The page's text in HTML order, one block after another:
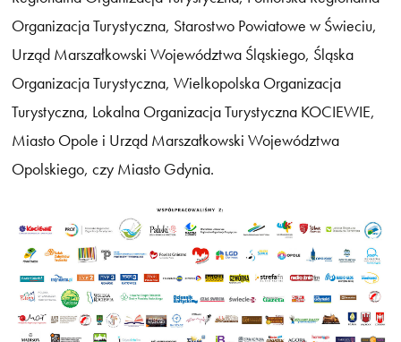
Organizacja Turystyczna, Starostwo Powiatowe w Świeciu,
Urząd Marszałkowski Województwa Śląskiego, Śląska
Organizacja Turystyczna, Wielkopolska Organizacja
Turystyczna, Lokalna Organizacja Turystyczna KOCIEWIE,
Miasto Opole i Urząd Marszałkowski Województwa
Opolskiego, czy Miasto Gdynia.